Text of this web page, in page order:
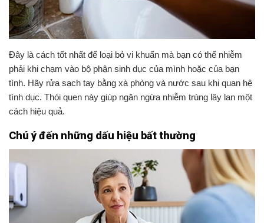
Đây là cách tốt nhất để loại bỏ vi khuẩn mà bạn có thể nhiễm
phải khi chạm vào bộ phận sinh dục của mình hoặc của bạn
tình. Hãy rửa sạch tay bằng xà phòng và nước sau khi quan hệ
tình dục. Thói quen này giúp ngăn ngừa nhiễm trùng lây lan một
cách hiệu quả.
Chú ý đến những dấu hiệu bất thường